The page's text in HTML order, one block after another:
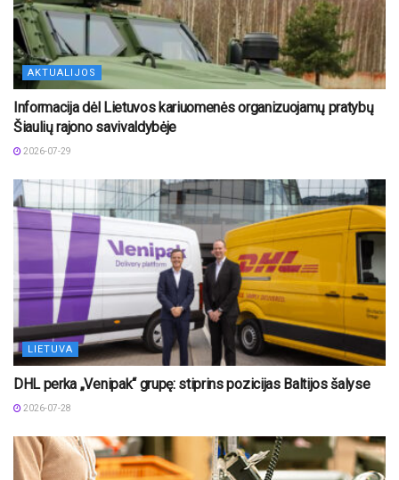
AKTUALIJOS
Informacija dėl Lietuvos kariuomenės organizuojamų pratybų
Šiaulių rajono savivaldybėje
2026-07-29
LIETUVA
DHL perka „Venipak“ grupę: stiprins pozicijas Baltijos šalyse
2026-07-28